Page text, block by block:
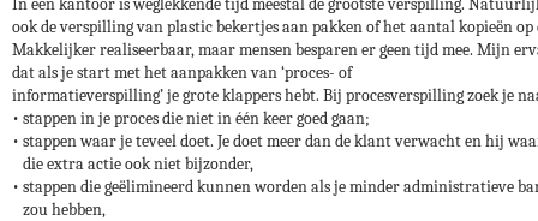
In een kantoor is weglekkende tijd meestal de grootste verspilling.
ook de verspilling van plastic bekertjes aan pakken of het aantal kopieën
Makkelijker realiseerbaar, maar mensen besparen er geen tijd mee. Mijn
dat als je start met het aanpakken van ‘proces- of
informatieverspilling’ je grote klappers hebt. Bij procesverspilling zoek je
• stappen in je proces die niet in één keer goed gaan;
• stappen waar je teveel doet. Je doet meer dan de klant verwacht en hij
die extra actie ook niet bijzonder,
• stappen die geëlimineerd kunnen worden als je minder administratieve
zou hebben,